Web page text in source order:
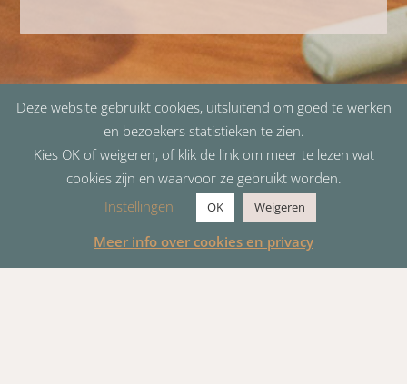
Deze website gebruikt cookies, uitsluitend om goed te werken
en bezoekers statistieken te zien.
Kies OK of weigeren, of klik de link om meer te lezen wat
cookies zijn en waarvoor ze gebruikt worden.
Instellingen
OK Weigeren
Meer info over cookies en privacy